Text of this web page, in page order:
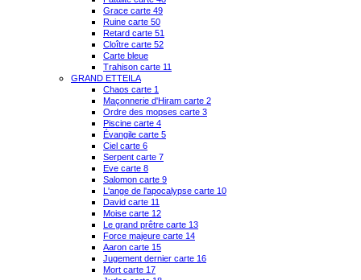
Grace carte 49
Ruine carte 50
Retard carte 51
Cloître carte 52
Carte bleue
Trahison carte 11
GRAND ETTEILA
Chaos carte 1
Maçonnerie d'Hiram carte 2
Ordre des mopses carte 3
Piscine carte 4
Évangile carte 5
Ciel carte 6
Serpent carte 7
Eve carte 8
Salomon carte 9
L'ange de l'apocalypse carte 10
David carte 11
Moise carte 12
Le grand prêtre carte 13
Force majeure carte 14
Aaron carte 15
Jugement dernier carte 16
Mort carte 17